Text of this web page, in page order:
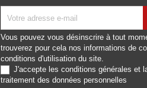
Vous pouvez vous désinscrire à tout
trouverez pour cela nos informations de
conditions d'utilisation du site.
J'accepte les conditions générales et
traitement des données personnelles